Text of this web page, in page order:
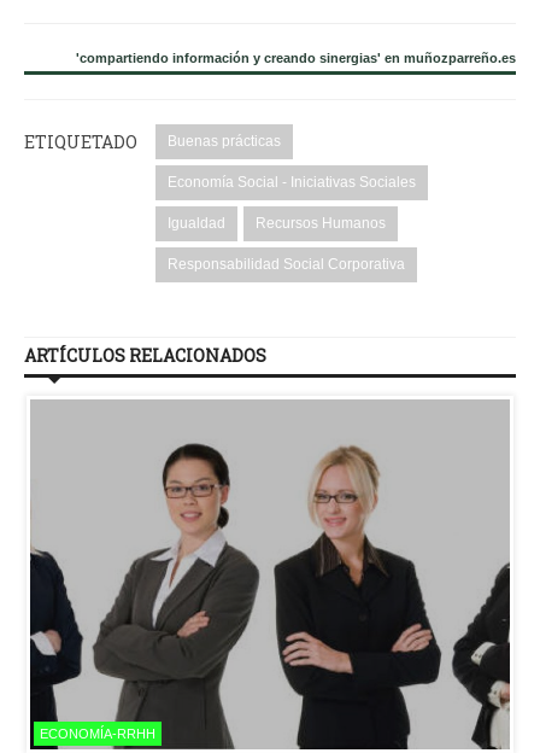
'compartiendo información y creando sinergias' en muñozparreño.es
ETIQUETADO Buenas prácticas
Economía Social - Iniciativas Sociales
Igualdad Recursos Humanos
Responsabilidad Social Corporativa
ARTÍCULOS RELACIONADOS
ECONOMÍA-RRHH